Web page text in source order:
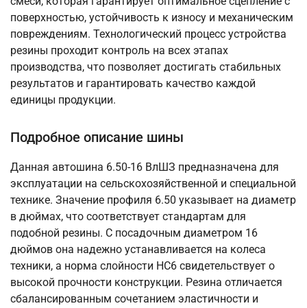
поверхностью, устойчивость к износу и механическим
повреждениям. Технологический процесс устройства
резины проходит контроль на всех этапах
производства, что позволяет достигать стабильных
результатов и гарантировать качество каждой
единицы продукции.
Подробное описание шины
Данная автошина 6.50-16 ВлШЗ предназначена для
эксплуатации на сельскохозяйственной и специальной
технике. Значение профиля 6.50 указывает на диаметр
в дюймах, что соответствует стандартам для
подобной резины. С посадочным диаметром 16
дюймов она надежно устанавливается на колеса
техники, а норма слойности НС6 свидетельствует о
высокой прочности конструкции. Резина отличается
сбалансированным сочетанием эластичности и